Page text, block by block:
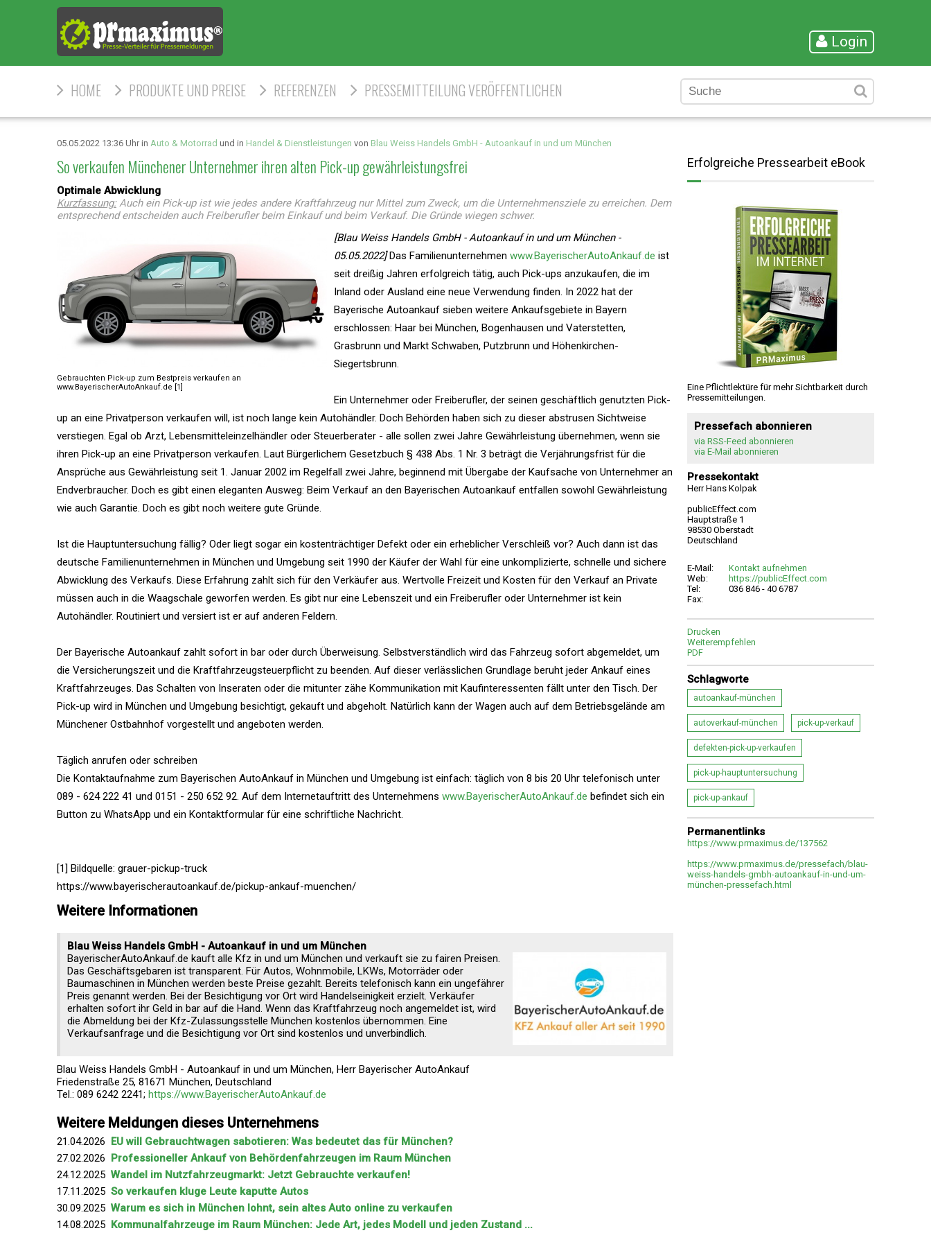
Login
HOME PRODUKTE UND PREISE REFERENZEN PRESSEMITTEILUNG VERÖFFENTLICHEN
05.05.2022 13:36 Uhr in Auto & Motorrad und in Handel & Dienstleistungen von Blau Weiss Handels GmbH - Autoankauf in und um München
So verkaufen Münchener Unternehmer ihren alten Pick-up gewährleistungsfrei
Optimale Abwicklung
Kurzfassung:Auch ein Pick-up ist wie jedes andere Kraftfahrzeug nur Mittel zum Zweck, um die Unternehmensziele zu erreichen. Dem
entsprechend entscheiden auch Freiberufler beim Einkauf und beim Verkauf. Die Gründe wiegen schwer.
Gebrauchten Pick-up zum Bestpreis verkaufen an
www.BayerischerAutoAnkauf.de [1]
[Blau Weiss Handels GmbH - Autoankauf in und um München -
05.05.2022]Das Familienunternehmen www.BayerischerAutoAnkauf.de ist
seit dreißig Jahren erfolgreich tätig, auch Pick-ups anzukaufen, die im
Inland oder Ausland eine neue Verwendung finden. In 2022 hat der
Bayerische Autoankauf sieben weitere Ankaufsgebiete in Bayern
erschlossen: Haar bei München, Bogenhausen und Vaterstetten,
Grasbrunn und Markt Schwaben, Putzbrunn und Höhenkirchen-
Siegertsbrunn.
Ein Unternehmer oder Freiberufler, der seinen geschäftlich genutzten Pick-
up an eine Privatperson verkaufen will, ist noch lange kein Autohändler. Doch Behörden haben sich zu dieser abstrusen Sichtweise
verstiegen. Egal ob Arzt, Lebensmitteleinzelhändler oder Steuerberater - alle sollen zwei Jahre Gewährleistung übernehmen, wenn sie
ihren Pick-up an eine Privatperson verkaufen. Laut Bürgerlichem Gesetzbuch § 438 Abs. 1 Nr. 3 beträgt die Verjährungsfrist für die
Ansprüche aus Gewährleistung seit 1. Januar 2002 im Regelfall zwei Jahre, beginnend mit Übergabe der Kaufsache von Unternehmer an
Endverbraucher. Doch es gibt einen eleganten Ausweg: Beim Verkauf an den Bayerischen Autoankauf entfallen sowohl Gewährleistung
wie auch Garantie. Doch es gibt noch weitere gute Gründe.
Ist die Hauptuntersuchung fällig? Oder liegt sogar ein kostenträchtiger Defekt oder ein erheblicher Verschleiß vor? Auch dann ist das
deutsche Familienunternehmen in München und Umgebung seit 1990 der Käufer der Wahl für eine unkomplizierte, schnelle und sichere
Abwicklung des Verkaufs. Diese Erfahrung zahlt sich für den Verkäufer aus. Wertvolle Freizeit und Kosten für den Verkauf an Private
müssen auch in die Waagschale geworfen werden. Es gibt nur eine Lebenszeit und ein Freiberufler oder Unternehmer ist kein
Autohändler. Routiniert und versiert ist er auf anderen Feldern.
Der Bayerische Autoankauf zahlt sofort in bar oder durch Überweisung. Selbstverständlich wird das Fahrzeug sofort abgemeldet, um
die Versicherungszeit und die Kraftfahrzeugsteuerpflicht zu beenden. Auf dieser verlässlichen Grundlage beruht jeder Ankauf eines
Kraftfahrzeuges. Das Schalten von Inseraten oder die mitunter zähe Kommunikation mit Kaufinteressenten fällt unter den Tisch. Der
Pick-up wird in München und Umgebung besichtigt, gekauft und abgeholt. Natürlich kann der Wagen auch auf dem Betriebsgelände am
Münchener Ostbahnhof vorgestellt und angeboten werden.
Täglich anrufen oder schreiben
Die Kontaktaufnahme zum Bayerischen AutoAnkauf in München und Umgebung ist einfach: täglich von 8 bis 20 Uhr telefonisch unter
089 - 624 222 41 und 0151 - 250 652 92. Auf dem Internetauftritt des Unternehmens www.BayerischerAutoAnkauf.de befindet sich ein
Button zu WhatsApp und ein Kontaktformular für eine schriftliche Nachricht.
[1] Bildquelle: grauer-pickup-truck
https://www.bayerischerautoankauf.de/pickup-ankauf-muenchen/
Weitere Informationen
Blau Weiss Handels GmbH - Autoankauf in und um München
BayerischerAutoAnkauf.de kauft alle Kfz in und um München und verkauft sie zu fairen Preisen.
Das Geschäftsgebaren ist transparent. Für Autos, Wohnmobile, LKWs, Motorräder oder
Baumaschinen in München werden beste Preise gezahlt. Bereits telefonisch kann ein ungefährer
Preis genannt werden. Bei der Besichtigung vor Ort wird Handelseinigkeit erzielt. Verkäufer
erhalten sofort ihr Geld in bar auf die Hand. Wenn das Kraftfahrzeug noch angemeldet ist, wird
die Abmeldung bei der Kfz-Zulassungsstelle München kostenlos übernommen. Eine
Verkaufsanfrage und die Besichtigung vor Ort sind kostenlos und unverbindlich.
Blau Weiss Handels GmbH - Autoankauf in und um München, Herr Bayerischer AutoAnkauf
Friedenstraße 25, 81671 München, Deutschland
Tel.: 089 6242 2241; https://www.BayerischerAutoAnkauf.de
Weitere Meldungen dieses Unternehmens
21.04.2026 EU will Gebrauchtwagen sabotieren: Was bedeutet das für München?
27.02.2026 Professioneller Ankauf von Behördenfahrzeugen im Raum München
24.12.2025 Wandel im Nutzfahrzeugmarkt: Jetzt Gebrauchte verkaufen!
17.11.2025 So verkaufen kluge Leute kaputte Autos
30.09.2025 Warum es sich in München lohnt, sein altes Auto online zu verkaufen
14.08.2025 Kommunalfahrzeuge im Raum München: Jede Art, jedes Modell und jeden Zustand ...
Erfolgreiche Pressearbeit eBook
Eine Pflichtlektüre für mehr Sichtbarkeit durch
Pressemitteilungen.
Pressefach abonnieren
via RSS-Feed abonnieren
via E-Mail abonnieren
Pressekontakt
Herr Hans Kolpak
publicEffect.com
Hauptstraße 1
98530 Oberstadt
Deutschland
E-Mail:
Kontakt aufnehmen
Web:
https://publicEffect.com
Tel:
036 846 - 40 6787
Fax:
Drucken
Weiterempfehlen
PDF
Schlagworte
autoankauf-münchen
autoverkauf-münchen pick-up-verkauf
defekten-pick-up-verkaufen
pick-up-hauptuntersuchung
pick-up-ankauf
Permanentlinks
https://www.prmaximus.de/137562
https://www.prmaximus.de/pressefach/blau-
weiss-handels-gmbh-autoankauf-in-und-um-
münchen-pressefach.html